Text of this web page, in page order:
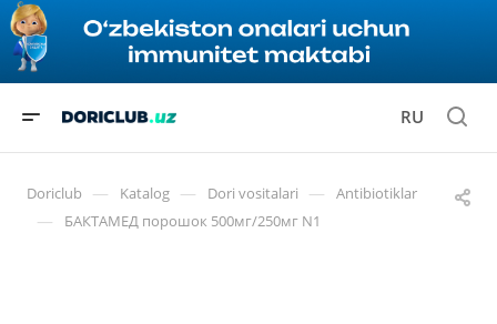
RU
Doriclub — Katalog — Dori vositalari — Antibiotiklar
— БАКТАМЕД порошок 500мг/250мг N1